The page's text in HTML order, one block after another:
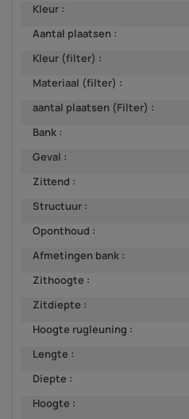
Kleur :
Aantal plaatsen :
Kleur (filter) :
Materiaal (filter) :
aantal plaatsen (Filter) :
Bank :
Geval :
Zittend :
Structuur :
Oponthoud :
Afmetingen bank :
Zithoogte :
Zitdiepte :
Hoogte rugleuning :
Lengte :
Diepte :
Hoogte :